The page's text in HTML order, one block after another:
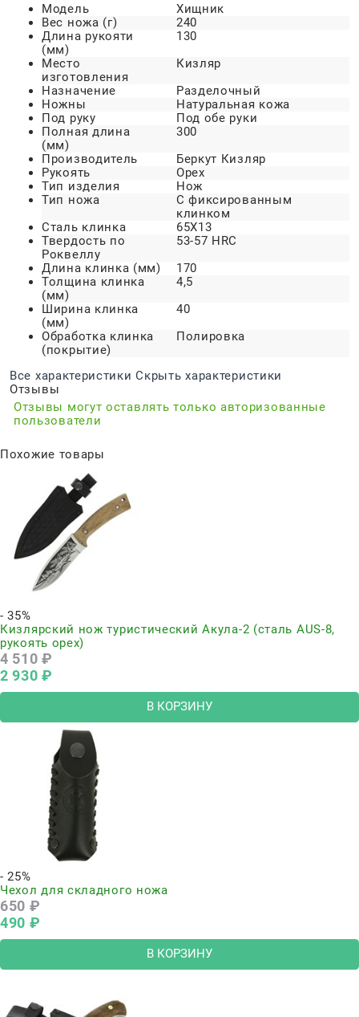
Модель
Хищник
Вес ножа (г)
240
Длина рукояти
(мм)
130
Место
изготовления
Кизляр
Назначение
Разделочный
Ножны
Натуральная кожа
Под руку
Под обе руки
Полная длина
(мм)
300
Производитель
Беркут Кизляр
Рукоять
Орех
Тип изделия
Нож
Тип ножа
С фиксированным
клинком
Сталь клинка
65Х13
Твердость по
Роквеллу
53-57 HRC
Длина клинка (мм)
170
Толщина клинка
(мм)
4,5
Ширина клинка
(мм)
40
Обработка клинка
(покрытие)
Полировка
Все характеристики Скрыть характеристики
Отзывы
Отзывы могут оставлять только авторизованные
пользователи
Похожие товары
- 35%
Кизлярский нож туристический Акула-2 (сталь AUS-8,
рукоять орех)
4 510 ₽
2 930 ₽
В КОРЗИНУ
- 25%
Чехол для складного ножа
650 ₽
490 ₽
В КОРЗИНУ